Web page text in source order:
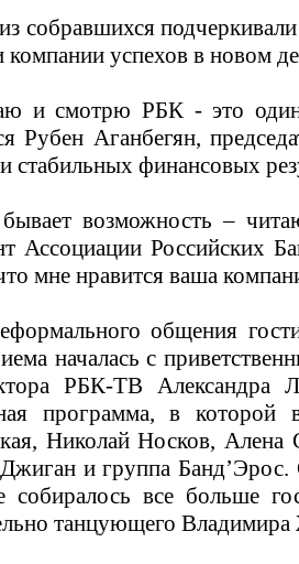
собравшихся
компании успехов в новом
и смотрю РБК - это один
Рубен Аганбегян,
стабильных финансовых
возможность –
Ассоциации Российских
мне нравится ваша
общения
началась с
РБК-ТВ Александра
программа, в которой
Николай Носков,
и группа
собиралось все больше
танцующего